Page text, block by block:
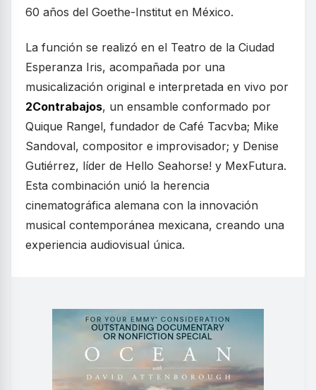
60 años del Goethe-Institut en México.
La función se realizó en el Teatro de la Ciudad
Esperanza Iris, acompañada por una
musicalización original e interpretada en vivo por
2Contrabajos, un ensamble conformado por
Quique Rangel, fundador de Café Tacvba; Mike
Sandoval, compositor e improvisador; y Denise
Gutiérrez, líder de Hello Seahorse! y MexFutura.
Esta combinación unió la herencia
cinematográfica alemana con la innovación
musical contemporánea mexicana, creando una
experiencia audiovisual única.